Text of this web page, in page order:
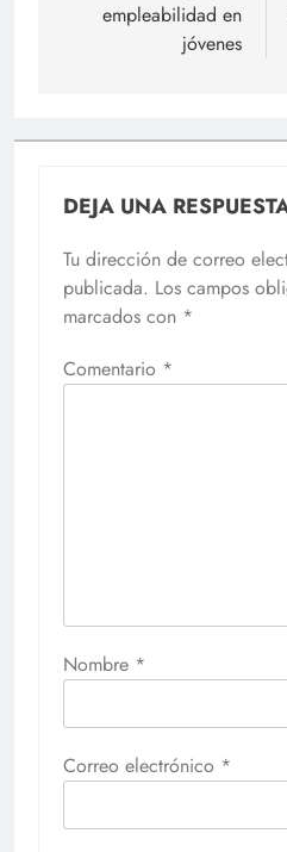
empleabilidad en
jóvenes
DEJA UNA
Tu dirección de correo
publicada. Los campos
marcados con *
Comentario *
Nombre *
Correo electrónico *